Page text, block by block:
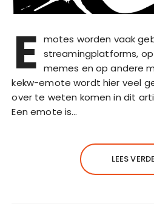
E motes worden vaak
streamingplatforms, op
memes en op andere
kekw-emote wordt hier veel
over te weten komen in dit
Een emote is…
LEES